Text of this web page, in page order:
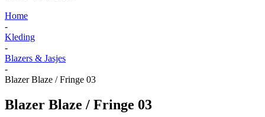
Home
-
Kleding
-
Blazers & Jasjes
-
Blazer Blaze / Fringe 03
Blazer Blaze / Fringe 03